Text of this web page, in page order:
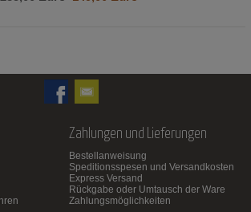
Zahlungen und Lieferungen
Bestellanweisung
Speditionsspesen und Versandkosten
Express Versand
Rückgabe oder Umtausch der Ware
Zahlungsmöglichkeiten